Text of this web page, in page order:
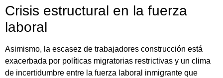
Crisis estructural en la fuerza
laboral
Asimismo, la escasez de trabajadores construcción está
exacerbada por políticas migratorias restrictivas y un clima
de incertidumbre entre la fuerza laboral inmigrante que